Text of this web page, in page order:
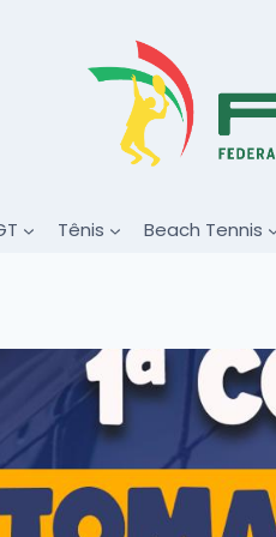
Tênis Beach Tennis